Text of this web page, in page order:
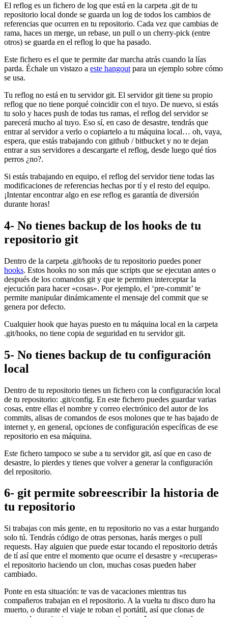
El reflog es un fichero de log que está en la carpeta .git de tu
repositorio local donde se guarda un log de todos los cambios de
referencias que ocurren en tu repositorio. Cada vez que cambias de
rama, haces un merge, un rebase, un pull o un cherry-pick (entre
otros) se guarda en el reflog lo que ha pasado.
Este fichero es el que te permite dar marcha atrás cuando la lías
parda. Échale un vistazo a este hangout para un ejemplo sobre cómo
se usa.
Tu reflog no está en tu servidor git. El servidor git tiene su propio
reflog que no tiene porqué coincidir con el tuyo. De nuevo, si estás
tu solo y haces push de todas tus ramas, el reflog del servidor se
parecerá mucho al tuyo. Eso sí, en caso de desastre, tendrás que
entrar al servidor a verlo o copiartelo a tu máquina local… oh, vaya,
espera, que estás trabajando con github / bitbucket y no te dejan
entrar a sus servidores a descargarte el reflog, desde luego qué tíos
perros ¿no?.
Si estás trabajando en equipo, el reflog del servidor tiene todas las
modificaciones de referencias hechas por tí y el resto del equipo.
¡Intentar encontrar algo en ese reflog es garantía de diversión
durante horas!
4- No tienes backup de los hooks de tu
repositorio git
Dentro de la carpeta .git/hooks de tu repositorio puedes poner
hooks. Estos hooks no son más que scripts que se ejecutan antes o
después de los comandos git y que te permiten interceptar la
ejecución para hacer «cosas». Por ejemplo, el ‘pre-commit’ te
permite manipular dinámicamente el mensaje del commit que se
genera por defecto.
Cualquier hook que hayas puesto en tu máquina local en la carpeta
.git/hooks, no tiene copia de seguridad en tu servidor git.
5- No tienes backup de tu configuración
local
Dentro de tu repositorio tienes un fichero con la configuración local
de tu repositorio: .git/config. En este fichero puedes guardar varias
cosas, entre ellas el nombre y correo electrónico del autor de los
commits, alisas de comandos de esos molones que te has bajado de
internet y, en general, opciones de configuración específicas de ese
repositorio en esa máquina.
Este fichero tampoco se sube a tu servidor git, así que en caso de
desastre, lo pierdes y tienes que volver a generar la configuración
del repositorio.
6- git permite sobreescribir la historia de
tu repositorio
Si trabajas con más gente, en tu repositorio no vas a estar hurgando
solo tú. Tendrás código de otras personas, harás merges o pull
requests. Hay alguien que puede estar tocando el repositorio detrás
de tí así que entre el momento que ocurre el desastre y «recuperas»
el repositorio haciendo un clon, muchas cosas pueden haber
cambiado.
Ponte en esta situación: te vas de vacaciones mientras tus
compañeros trabajan en el repositorio. A la vuelta tu disco duro ha
muerto, o durante el viaje te roban el portátil, así que clonas de